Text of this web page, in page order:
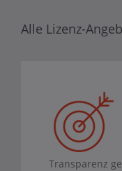
Alle Lizenz-
Transparenz